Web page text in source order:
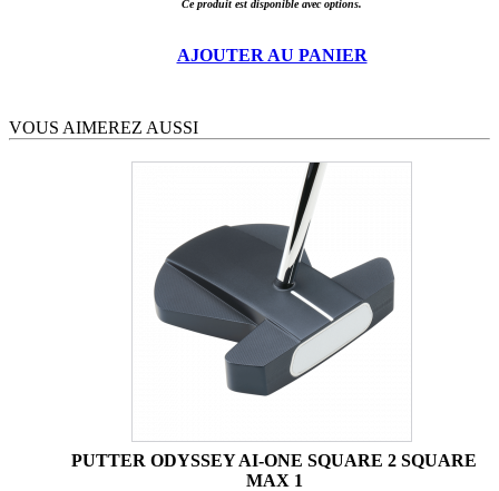
Ce produit est disponible avec options.
AJOUTER AU PANIER
VOUS AIMEREZ AUSSI
PUTTER ODYSSEY AI-ONE SQUARE 2 SQUARE
MAX 1